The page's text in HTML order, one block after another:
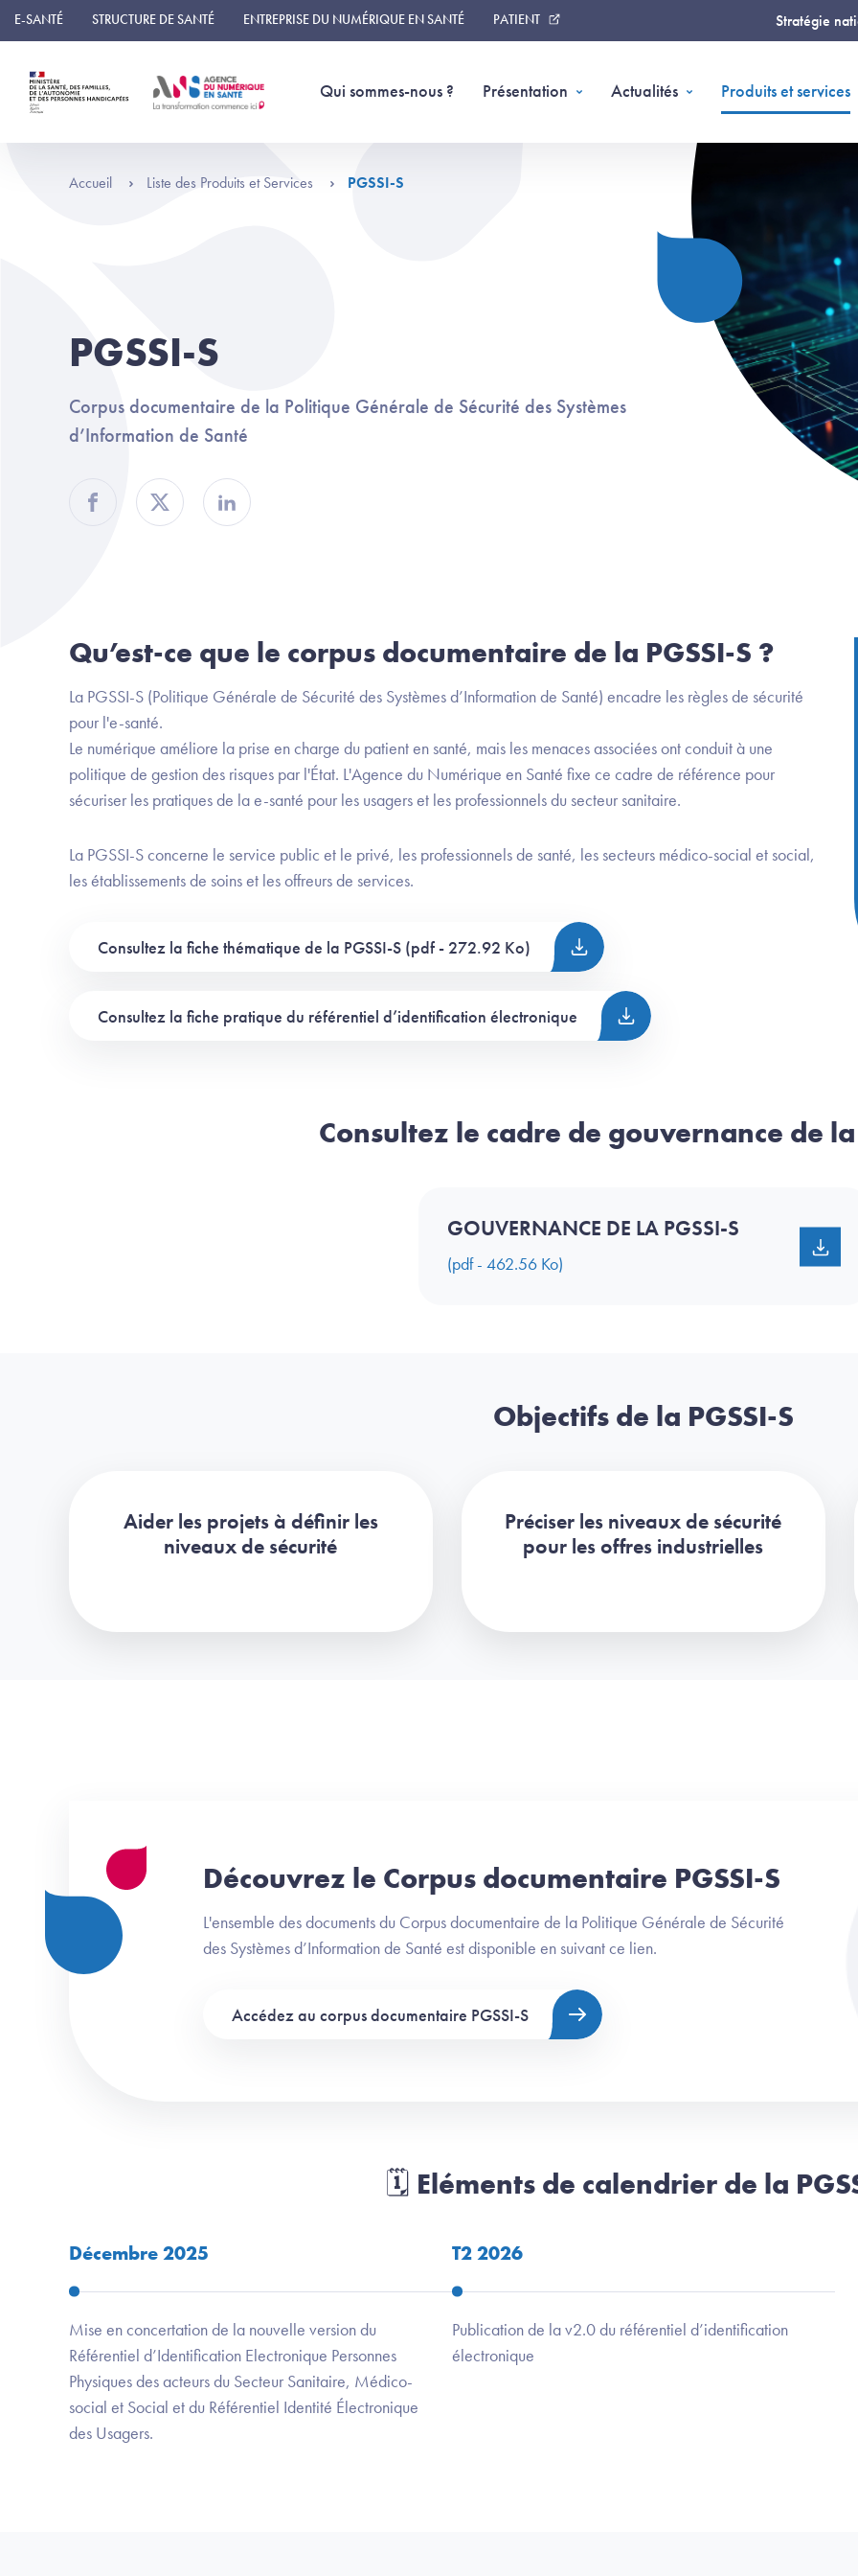
Panneau de gestion des cookies
E-SANTÉ STRUCTURE DE SANTÉ ENTREPRISE DU NUMÉRIQUE EN SANTÉ PATIENT Stratégie
Qui sommes-nous ? Présentation Actualités Produits et services
Accueil Liste des Produits et Services PGSSI-S
PGSSI-S
Corpus documentaire de la Politique Générale de Sécurité des Systèmes
d’Information de Santé
Partager sur Facebook
Partager sur TwitterPartager sur Linkedin
Qu’est-ce que le corpus documentaire de la PGSSI-S ?
La PGSSI-S (Politique Générale de Sécurité des Systèmes d’Information de Santé) encadre les règles de sécurité
pour l'e-santé. ​
Le numérique améliore la prise en charge du patient en santé, mais les menaces associées ont conduit à une
politique de gestion des risques par l'État. L'Agence du Numérique en Santé fixe ce cadre de référence pour
sécuriser les pratiques de la e-santé pour les usagers et les professionnels du secteur sanitaire.
La PGSSI-S concerne le service public et le privé, les professionnels de santé, les secteurs médico-social et social,
les établissements de soins et les offreurs de services.
Consultez la fiche thématique de la PGSSI-S (pdf - 272.92 Ko)
Consultez la fiche pratique du référentiel d’identification électronique
Consultez le cadre de gouvernance de la
GOUVERNANCE DE LA PGSSI-S
(pdf - 462.56 Ko)
Objectifs de la PGSSI-S
Aider les projets à définir les
niveaux de sécurité
Préciser les niveaux de sécurité
pour les offres industrielles
Découvrez le Corpus documentaire PGSSI-S
L'ensemble des documents du Corpus documentaire de la Politique Générale de Sécurité
des Systèmes d’Information de Santé est disponible en suivant ce lien.
Accédez au corpus documentaire PGSSI-S
🗓️ Eléments de calendrier de la
Décembre 2025
Mise en concertation de la nouvelle version du
Référentiel d’Identification Electronique Personnes
Physiques des acteurs du Secteur Sanitaire, Médico-
social et Social et du Référentiel Identité Électronique
des Usagers.
T2 2026
Publication de la v2.0 du référentiel d’identification
électronique